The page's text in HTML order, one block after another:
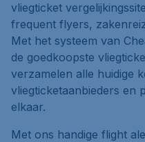
vliegticket
frequent flyers,
Met het systeem van
de goedkoopste
verzamelen alle huidige
vliegticketaanbieders en
elkaar.
Met ons handige flight